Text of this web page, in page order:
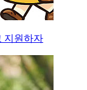
지원하자